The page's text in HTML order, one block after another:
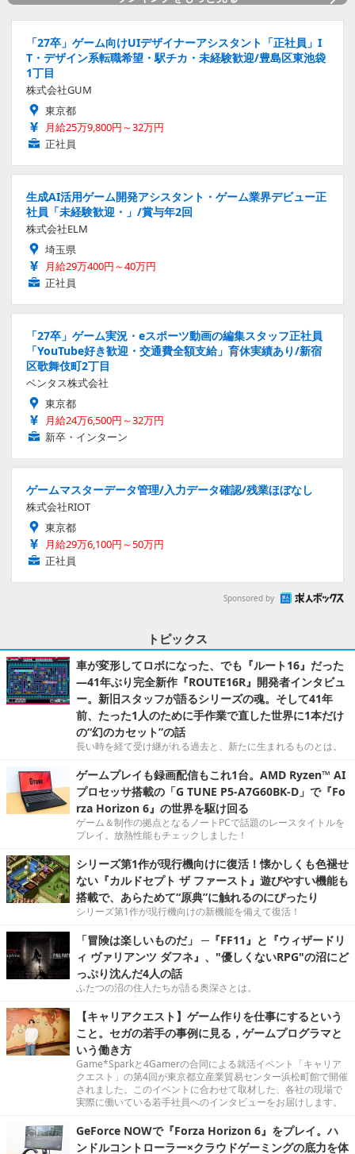
「27卒」ゲーム向けUIデザイナーアシスタント「正社員」I
T・デザイン系転職希望・駅チカ・未経験歓迎/豊島区東池袋
1丁目
株式会社GUM
東京都
月給25万9,800円～32万円
正社員
生成AI活用ゲーム開発アシスタント・ゲーム業界デビュー正
社員「未経験歓迎・」/賞与年2回
株式会社ELM
埼玉県
月給29万400円～40万円
正社員
「27卒」ゲーム実況・eスポーツ動画の編集スタッフ正社員
「YouTube好き歓迎・交通費全額支給」育休実績あり/新宿
区歌舞伎町2丁目
ベンタス株式会社
東京都
月給24万6,500円～32万円
新卒・インターン
ゲームマスターデータ管理/入力データ確認/残業ほぼなし
株式会社RIOT
東京都
月給29万6,100円～50万円
正社員
Sponsored by
トピックス
車が変形してロボになった、でも『ルート16』だった
―41年ぶり完全新作『ROUTE16R』開発者インタビュ
ー。新旧スタッフが語るシリーズの魂。そして41年
前、たった1人のために手作業で直した世界に1本だけ
の“幻のカセット”の話
長い時を経て受け継がれる過去と、新たに生まれるものとは。
ゲームプレイも録画配信もこれ1台。AMD Ryzen™ AI
プロセッサ搭載の「G TUNE P5-A7G60BK-D」で『Fo
rza Horizon 6』の世界を駆け回る
ゲーム＆制作の拠点となるノートPCで話題のレースタイトルを
プレイ。放熱性能もチェックしました！
シリーズ第1作が現行機向けに復活！懐かしくも色褪せ
ない『カルドセプト ザ ファースト』遊びやすい機能も
搭載で、あらためて“原典”に触れるのにぴったり
シリーズ第1作が現行機向けの新機能を備えて復活！
「冒険は楽しいものだ」 ─『FF11』と『ウィザードリ
ィ ヴァリアンツ ダフネ』、"優しくないRPG"の沼にど
っぷり沈んだ4人の話
ふたつの沼の住人たちが語る奥深さとは。
【キャリアクエスト】ゲーム作りを仕事にするという
こと。セガの若手の事例に見る，ゲームプログラマと
いう働き方
Game*Sparkと4Gamerの合同による就活イベント「キャリア
クエスト」の第4回が東京都立産業貿易センター浜松町館で開催
されました。このイベントに合わせて取材した、各社の現場で
実際に働いている若手社員へのインタビューをお届けします。
GeForce NOWで『Forza Horizon 6』をプレイ。ハ
ンドルコントローラー×クラウドゲーミングの底力を体